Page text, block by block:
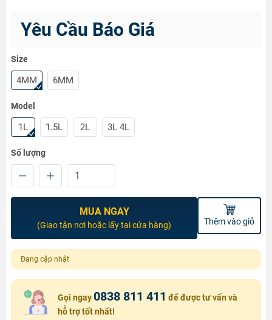
Yêu Cầu Báo Giá
Size
4MM 6MM
Model
1L 1.5L 2L 3L 4L
Số lượng
MUA NGAY
(Giao tận nơi hoặc lấy tại cửa hàng) Thêm vào giỏ
Đang cập nhật
Gọi ngay 0838 811 411 để được tư vấn và
hỗ trợ tốt nhất!